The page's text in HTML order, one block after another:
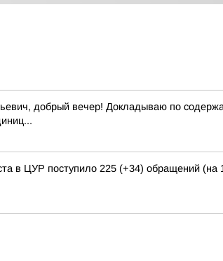
добрый вечер! Докладываю по
в ЦУР поступило 225 (+34) обращений (на